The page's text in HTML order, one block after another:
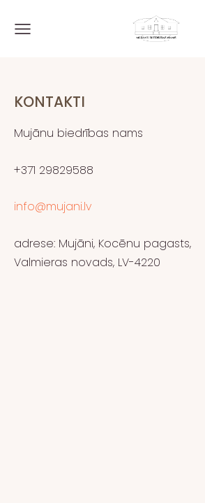
KONTAKTI
Mujānu biedrības nams
+371 29829588
info@mujani.lv
adrese: Mujāni, Kocēnu pagasts,
Valmieras novads, LV-4220